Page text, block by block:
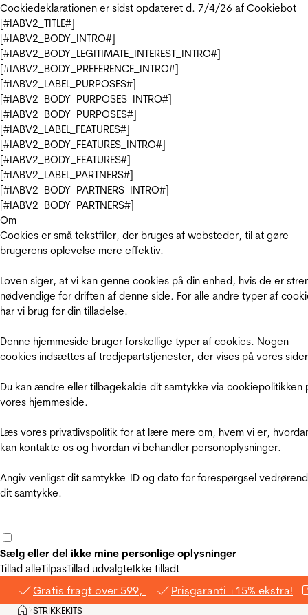
Cookiedeklarationen er sidst opdateret d. 7/4/26 af Cookiebot
[#IABV2_TITLE#]
[#IABV2_BODY_INTRO#]
[#IABV2_BODY_LEGITIMATE_INTEREST_INTRO#]
[#IABV2_BODY_PREFERENCE_INTRO#]
[#IABV2_LABEL_PURPOSES#]
[#IABV2_BODY_PURPOSES_INTRO#]
[#IABV2_BODY_PURPOSES#]
[#IABV2_LABEL_FEATURES#]
[#IABV2_BODY_FEATURES_INTRO#]
[#IABV2_BODY_FEATURES#]
[#IABV2_LABEL_PARTNERS#]
[#IABV2_BODY_PARTNERS_INTRO#]
[#IABV2_BODY_PARTNERS#]
Om
Cookies er små tekstfiler, der bruges af websteder, til at gøre
brugerens oplevelse mere effektiv.
Loven siger, at vi kan genne cookies på din enhed, hvis de er
nødvendige for driften af denne side. For alle andre typer af
har vi brug for din tilladelse.
Denne hjemmeside bruger forskellige typer af cookies. Nogen
cookies indsættes af tredjepartstjenester, der vises på vores
Du kan ændre eller tilbagekalde dit samtykke via cookiepolitikken
vores hjemmeside.
Læs vores privatlivspolitik for at lære mere om, hvem vi er,
kan kontakte os og hvordan vi behandler personoplysninger.
Angiv venligst dit samtykke-ID og dato for forespørgsel
dit samtykke.
Sælg eller del ikke mine personlige oplysninger
Tillad alleTilpasTillad udvalgteIkke tilladt
Gratis fragt over 599,- Prisgaranti +15% ekstra!
Hjem
>STRIKKEKITS